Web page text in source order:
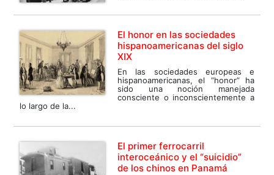
El honor en las sociedades
hispanoamericanas del siglo
XIX
En las sociedades europeas e
hispanoamericanas, el “honor” ha
sido una noción manejada
consciente o inconscientemente a
lo largo de la...
El primer ferrocarril
interoceánico y el “suicidio”
de los chinos en Panamá